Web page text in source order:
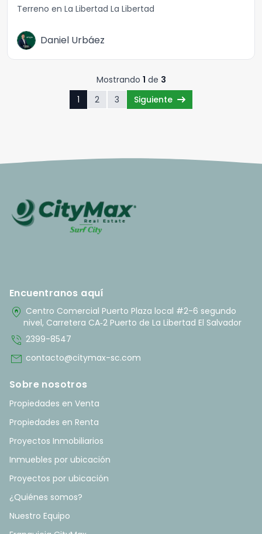
Terreno en La Libertad La Libertad
Daniel Urbáez
Mostrando 1 de 3
1
2 3 Siguiente
Encuentranos aquí
home_pin Centro Comercial Puerto Plaza local #2-6 segundo
nivel, Carretera CA‑2 Puerto de La Libertad El Salvador
phone_in_talk 2399-8547
mail contacto@citymax-sc.com
Sobre nosotros
Propiedades en Venta
Propiedades en Renta
Proyectos Inmobiliarios
Inmuebles por ubicación
Proyectos por ubicación
¿Quiénes somos?
Nuestro Equipo